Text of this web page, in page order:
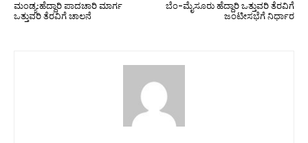
ಮಂಡ್ಯ:ಹೆದ್ದಾರಿ ಪಾದಚಾರಿ ಮಾರ್ಗ
ಒತ್ತುವರಿ ತೆರವಿಗೆ ಚಾಲನೆ
ಬೆಂ-ಮೈಸೂರು ಹೆದ್ದಾರಿ ಒತ್ತುವರಿ ತೆರವಿಗೆ
ಜಂಟೀಸಭೆಗೆ ನಿರ್ಧಾರ